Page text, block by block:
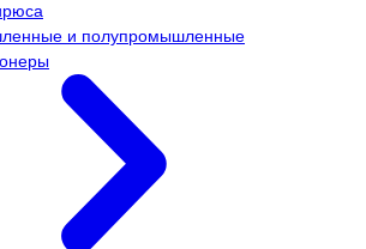
и полупромышленные